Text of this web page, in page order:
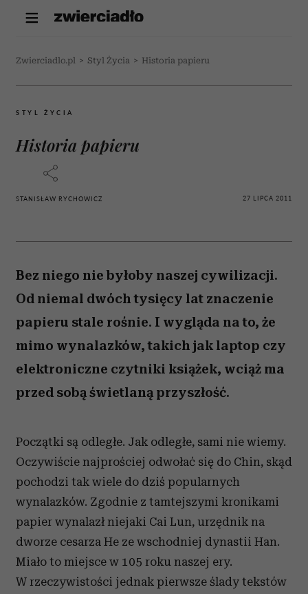
Zwierciadlo.pl > Styl Życia > Historia papieru
STYL ŻYCIA
Historia papieru
STANISŁAW RYCHOWICZ 27 LIPCA 2011
Bez niego nie byłoby naszej cywilizacji.
Od niemal dwóch tysięcy lat znaczenie
papieru stale rośnie. I wygląda na to, że
mimo wynalazków, takich jak laptop czy
elektroniczne czytniki książek, wciąż ma
przed sobą świetlaną przyszłość.
Początki są odległe. Jak odległe, sami nie wiemy.
Oczywiście najprościej odwołać się do Chin, skąd
pochodzi tak wiele do dziś popularnych
wynalazków. Zgodnie z tamtejszymi kronikami
papier wynalazł niejaki Cai Lun, urzędnik na
dworze cesarza He ze wschodniej dynastii Han.
Miało to miejsce w 105 roku naszej ery.
W rzeczywistości jednak pierwsze ślady tekstów